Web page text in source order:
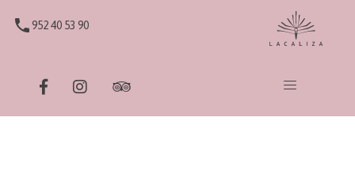
phone 952 40 53 90